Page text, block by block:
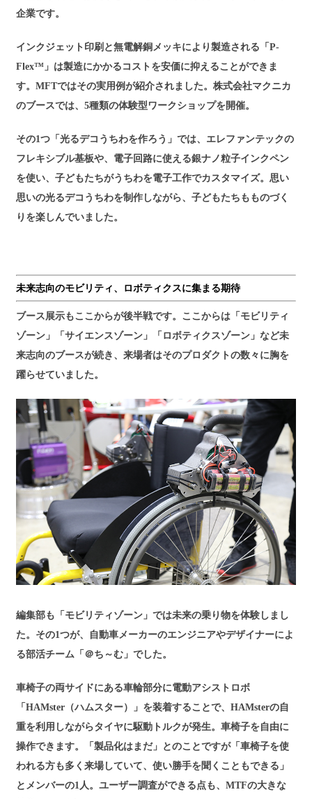
企業です。
インクジェット印刷と無電解銅メッキにより製造される「P-
Flex™」は製造にかかるコストを安価に抑えることができま
す。MFTではその実用例が紹介されました。株式会社マクニカ
のブースでは、5種類の体験型ワークショップを開催。
その1つ「光るデコうちわを作ろう」では、エレファンテックの
フレキシブル基板や、電子回路に使える銀ナノ粒子インクペン
を使い、子どもたちがうちわを電子工作でカスタマイズ。思い
思いの光るデコうちわを制作しながら、子どもたちもものづく
りを楽しんでいました。
未来志向のモビリティ、ロボティクスに集まる期待
ブース展示もここからが後半戦です。ここからは「モビリティ
ゾーン」「サイエンスゾーン」「ロボティクスゾーン」など未
来志向のブースが続き、来場者はそのプロダクトの数々に胸を
躍らせていました。
編集部も「モビリティゾーン」では未来の乗り物を体験しまし
た。その1つが、自動車メーカーのエンジニアやデザイナーによ
る部活チーム「＠ち～む」でした。
車椅子の両サイドにある車輪部分に電動アシストロボ
「HAMster（ハムスター）」を装着することで、HAMsterの自
重を利用しながらタイヤに駆動トルクが発生。車椅子を自由に
操作できます。「製品化はまだ」とのことですが「車椅子を使
われる方も多く来場していて、使い勝手を聞くこともできる」
とメンバーの1人。ユーザー調査ができる点も、MTFの大きな